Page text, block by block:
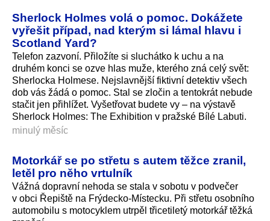
Sherlock Holmes volá o pomoc. Dokážete
vyřešit případ, nad kterým si lámal hlavu i
Scotland Yard?
Telefon zazvoní. Přiložíte si sluchátko k uchu a na
druhém konci se ozve hlas muže, kterého zná celý svět:
Sherlocka Holmese. Nejslavnější fiktivní detektiv všech
dob vás žádá o pomoc. Stal se zločin a tentokrát nebude
stačit jen přihlížet. Vyšetřovat budete vy – na výstavě
Sherlock Holmes: The Exhibition v pražské Bílé Labuti.
minulý měsíc
Motorkář se po střetu s autem těžce zranil,
letěl pro něho vrtulník
Vážná dopravní nehoda se stala v sobotu v podvečer
v obci Řepiště na Frýdecko-Místecku. Při střetu osobního
automobilu s motocyklem utrpěl třicetiletý motorkář těžká